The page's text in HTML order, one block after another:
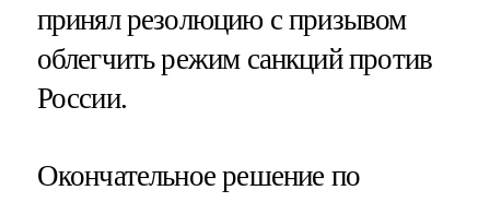
принял резолюцию с призывом
облегчить режим санкций против
России.
Окончательное решение по